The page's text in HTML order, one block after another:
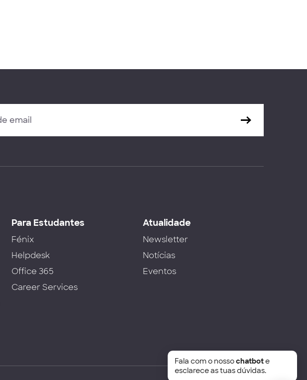
Para Estudantes
Fénix
Helpdesk
Office 365
Career Services
Atualidade
Newsletter
Notícias
Eventos
Fala com o nossochatbote
esclarece as tuas dúvidas.